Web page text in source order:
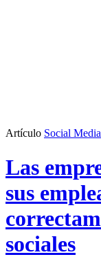
Artículo Social
Las
sus
sociales